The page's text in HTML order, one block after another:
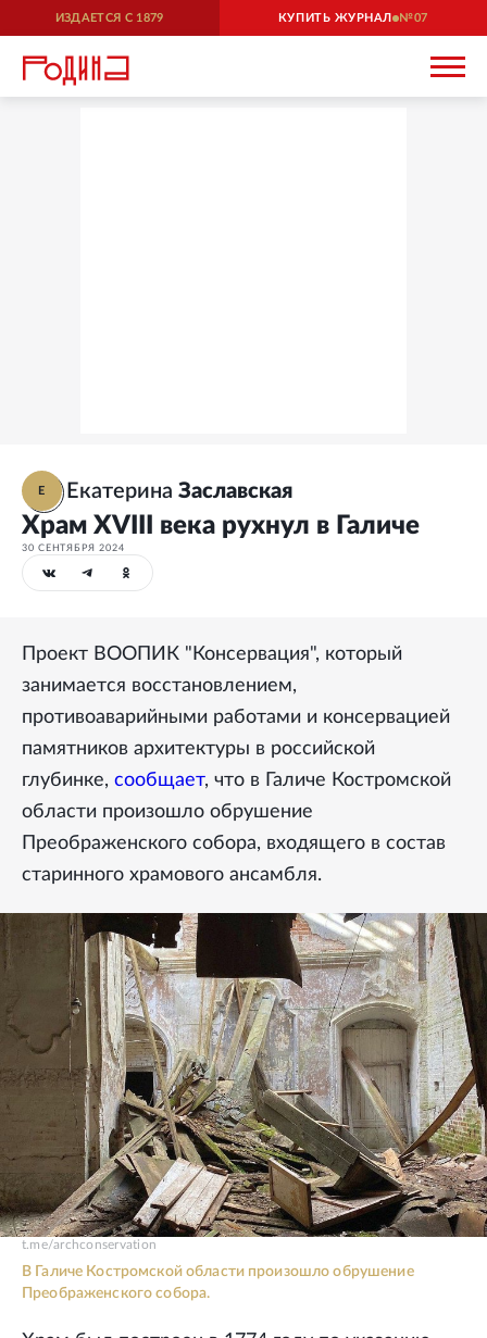
ИЗДАЕТСЯ С 1879 КУПИТЬ ЖУРНАЛ 07
Е Екатерина Заславская
Храм XVIII века рухнул в Галиче
30 СЕНТЯБРЯ 2024
Проект ВООПИК "Консервация", который
занимается восстановлением,
противоаварийными работами и консервацией
памятников архитектуры в российской
глубинке, сообщает, что в Галиче Костромской
области произошло обрушение
Преображенского собора, входящего в состав
старинного храмового ансамбля.
t.me/archconservation
В Галиче Костромской области произошло обрушение
Преображенского собора.